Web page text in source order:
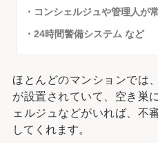
・コンシェルジュや管理人が
・24時間警備システム など
ほとんどのマンションでは
が設置されていて、空き巣
ェルジュなどがいれば、不
してくれます。